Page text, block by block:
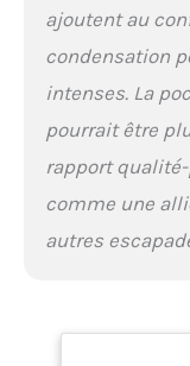
ajoutent au
condensation
intenses. La
pourrait être
rapport
comme une
autres